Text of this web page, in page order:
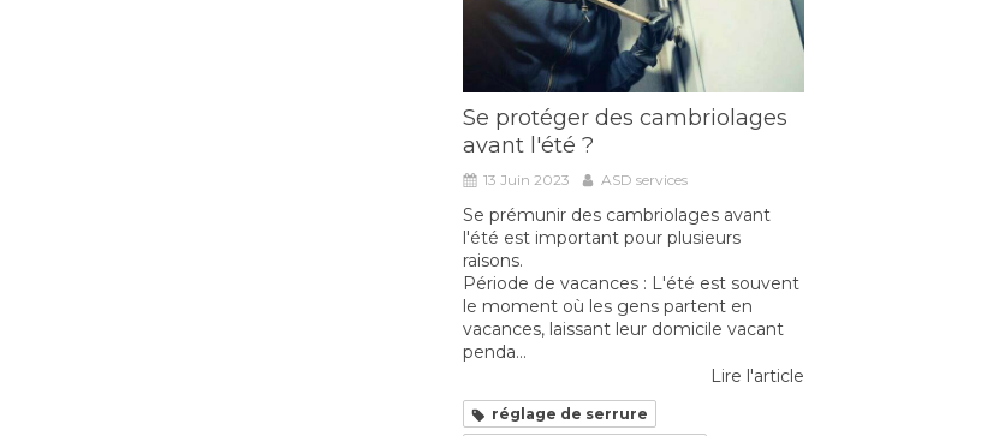
Se protéger des cambriolages
avant l'été ?
13 Juin 2023 ASD services
Se prémunir des cambriolages avant
l'été est important pour plusieurs
raisons.
Période de vacances : L'été est souvent
le moment où les gens partent en
vacances, laissant leur domicile vacant
penda...
Lire l'article
réglage de serrure